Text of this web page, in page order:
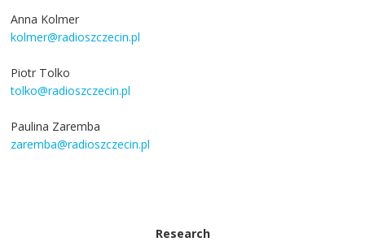
Anna Kolmer
kolmer@radioszczecin.pl
Piotr Tolko
tolko@radioszczecin.pl
Paulina Zaremba
zaremba@radioszczecin.pl
Research